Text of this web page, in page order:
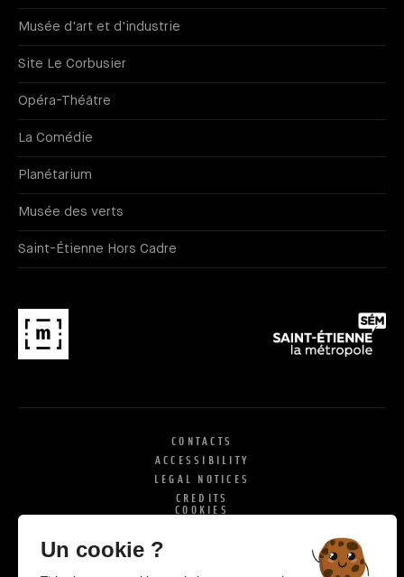
Musée d'art et d'industrie
Site Le Corbusier
Opéra-Théâtre
La Comédie
Planétarium
Musée des verts
Saint-Étienne Hors Cadre
CONTACTS
ACCESSIBILITY
LEGAL NOTICES
CREDITS
COOKIES
Un cookie ?